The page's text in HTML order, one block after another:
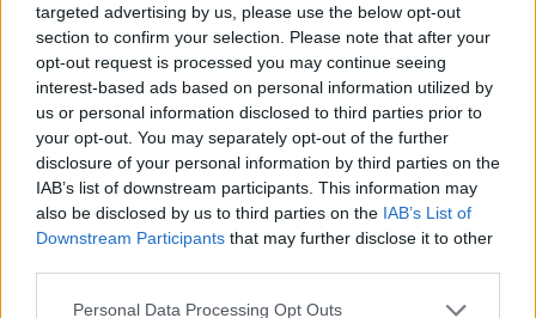
targeted advertising by us, please use the below opt-out
section to confirm your selection. Please note that after your
opt-out request is processed you may continue seeing
interest-based ads based on personal information utilized by
us or personal information disclosed to third parties prior to
your opt-out. You may separately opt-out of the further
disclosure of your personal information by third parties on the
IAB’s list of downstream participants. This information may
also be disclosed by us to third parties on the IAB’s List of
Downstream Participants that may further disclose it to other
Personal Data Processing Opt Outs
τον Μύρωνα προσπαθούν να βγάλουν
άκρη αλλά δεν τα καταφέρνουν
απόλυτα.
Παρασκευή 21/4 – Επεισόδιο 118
Ο Μανόλης και ο Νικηφόρος